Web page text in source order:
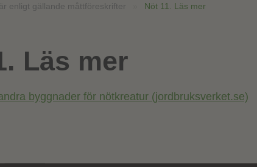
enligt gällande måttföreskrifter
Nöt 11. Läs mer
Läs mer
byggnader för nötkreatur (jordbruksverket.se)